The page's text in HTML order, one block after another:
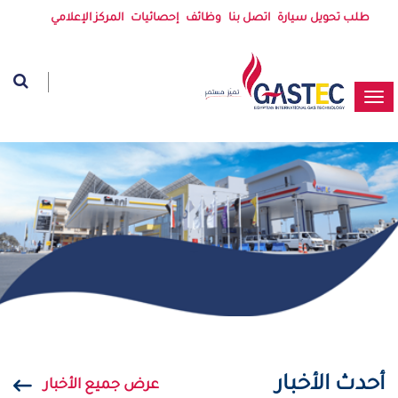
المركز الإعلامي إحصائيات وظائف اتصل بنا طلب تحويل سيارة
الشركة المصرية الدولية لتكنولوجيا الغاز
مجال استخدام الغاز الطبيعى كوقود بديل
فى السيارات والمركبات، وإنشاء محطات
أحدث الأخبار عرض جميع الأخبار